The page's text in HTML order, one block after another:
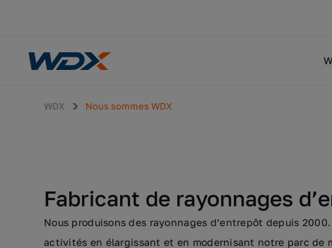
WDX Nous sommes WDX
Fabricant de rayonnages
Nous produisons des rayonnages d’entrepôt depuis
activités en élargissant et en modernisant notre parc de